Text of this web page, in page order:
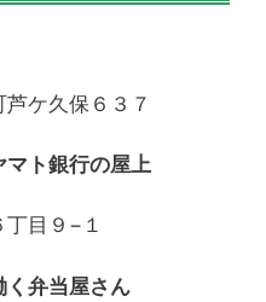
ケ久保６３７
マト銀行の屋上
目９−１
く弁当屋さん